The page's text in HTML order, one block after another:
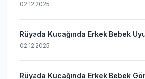
02.12.2025
Rüyada Kucağında Erkek Bebek
02.12.2025
Rüyada Kucağında Erkek Bebek